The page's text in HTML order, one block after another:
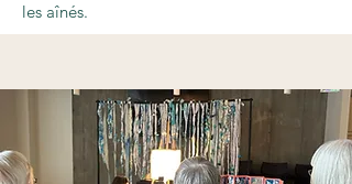
les aînés.